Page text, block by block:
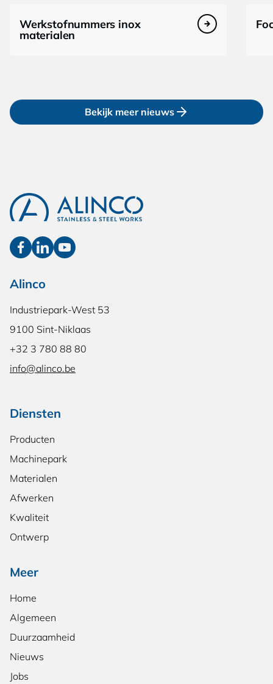
Werkstofnummers inox
materialen
Bekijk meer nieuws
Alinco
Industriepark-West 53
9100 Sint-Niklaas
+32 3 780 88 80
info@alinco.be
Diensten
Producten
Machinepark
Materialen
Afwerken
Kwaliteit
Ontwerp
Meer
Home
Algemeen
Duurzaamheid
Nieuws
Jobs